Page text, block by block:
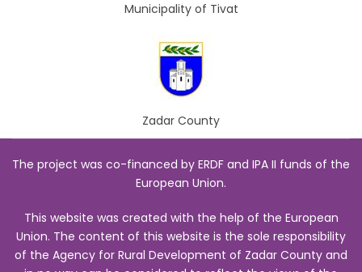
Municipality of Tivat
Zadar County
The project was co-financed by ERDF and IPA II funds of the
European Union.
This website was created with the help of the European
Union. The content of this website is the sole responsibility
of the Agency for Rural Development of Zadar County and